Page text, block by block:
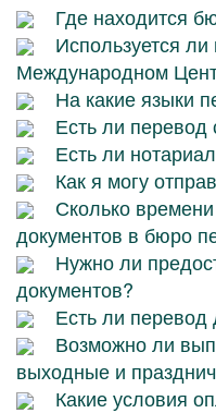
Где находится
Используется
Международном
На какие языки
Есть ли перевод
Есть ли
Как я могу
Сколько
документов в бюро
Нужно ли
документов?
Есть ли
Возможно ли
выходные и
Какие условия